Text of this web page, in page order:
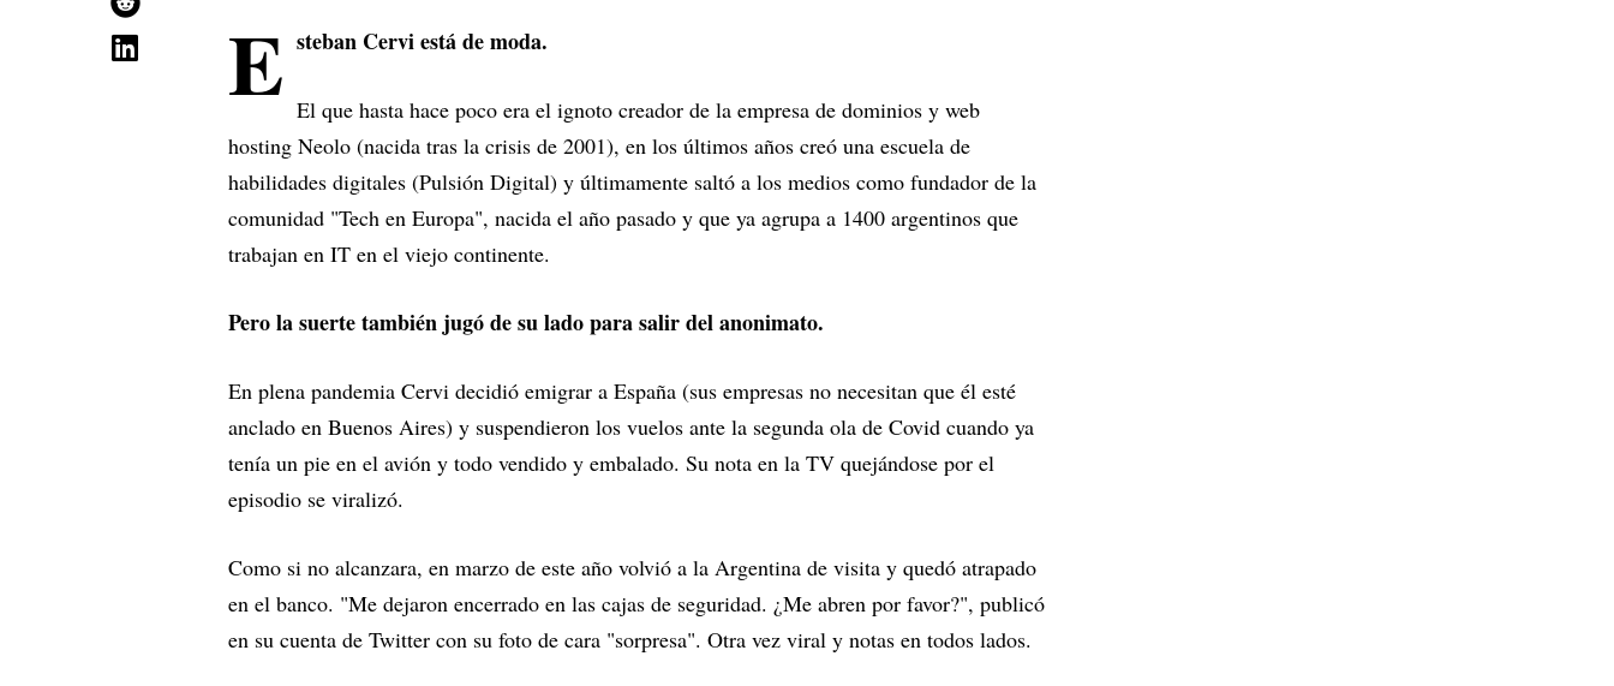
E steban Cervi está de moda.
El que hasta hace poco era el ignoto creador de la empresa de dominios y web
hosting Neolo (nacida tras la crisis de 2001), en los últimos años creó una escuela de
habilidades digitales (Pulsión Digital) y últimamente saltó a los medios como fundador de la
comunidad "Tech en Europa", nacida el año pasado y que ya agrupa a 1400 argentinos que
trabajan en IT en el viejo continente.
Pero la suerte también jugó de su lado para salir del anonimato.
En plena pandemia Cervi decidió emigrar a España (sus empresas no necesitan que él esté
anclado en Buenos Aires) y suspendieron los vuelos ante la segunda ola de Covid cuando ya
tenía un pie en el avión y todo vendido y embalado. Su nota en la TV quejándose por el
episodio se viralizó.
Como si no alcanzara, en marzo de este año volvió a la Argentina de visita y quedó atrapado
en el banco. "Me dejaron encerrado en las cajas de seguridad. ¿Me abren por favor?", publicó
en su cuenta de Twitter con su foto de cara "sorpresa". Otra vez viral y notas en todos lados.